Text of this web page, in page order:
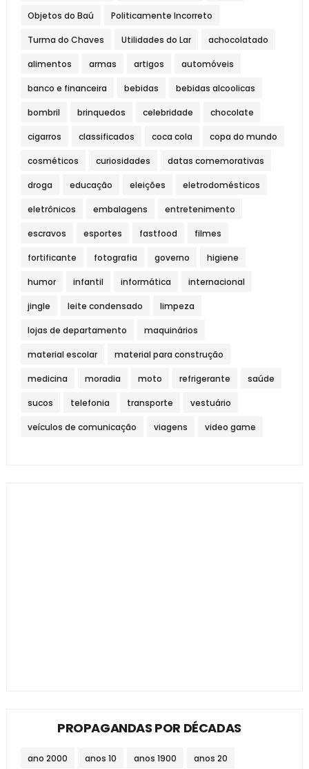
Objetos do Baú Politicamente Incorreto
Turma do Chaves Utilidades do Lar achocolatado
alimentos armas artigos automóveis
banco e financeira bebidas bebidas alcoolicas
bombril brinquedos celebridade chocolate
cigarros classificados coca cola copa do mundo
cosméticos curiosidades datas comemorativas
droga educação eleições eletrodomésticos
eletrônicos embalagens entretenimento
escravos esportes fastfood filmes
fortificante fotografia governo higiene
humor infantil informática internacional
jingle leite condensado limpeza
lojas de departamento maquinários
material escolar material para construção
medicina moradia moto refrigerante saúde
sucos telefonia transporte vestuário
veículos de comunicação viagens video game
PROPAGANDAS POR DÉCADAS
ano 2000 anos 10 anos 1900 anos 20